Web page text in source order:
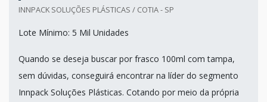
INNPACK SOLUÇÕES PLÁSTICAS / COTIA - SP
Lote Mínimo: 5 Mil Unidades
Quando se deseja buscar por frasco 100ml com tampa,
sem dúvidas, conseguirá encontrar na líder do segmento
Innpack Soluções Plásticas. Cotando por meio da própria